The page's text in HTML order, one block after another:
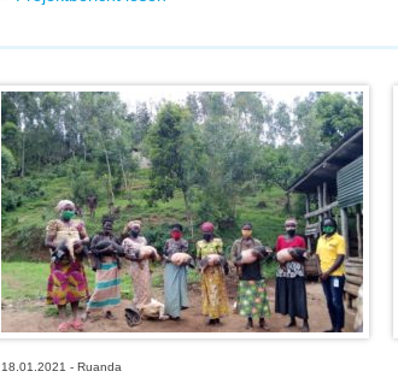
18.01.2021 - Ruanda